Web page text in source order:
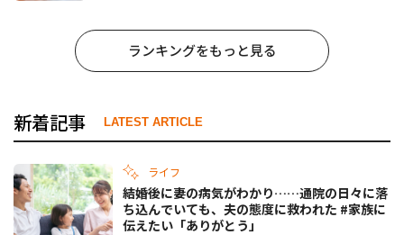
ランキングをもっと見る
新着記事 LATEST ARTICLE
ライフ
結婚後に妻の病気がわかり……通院の日々に落
ち込んでいても、夫の態度に救われた #家族に
伝えたい「ありがとう」